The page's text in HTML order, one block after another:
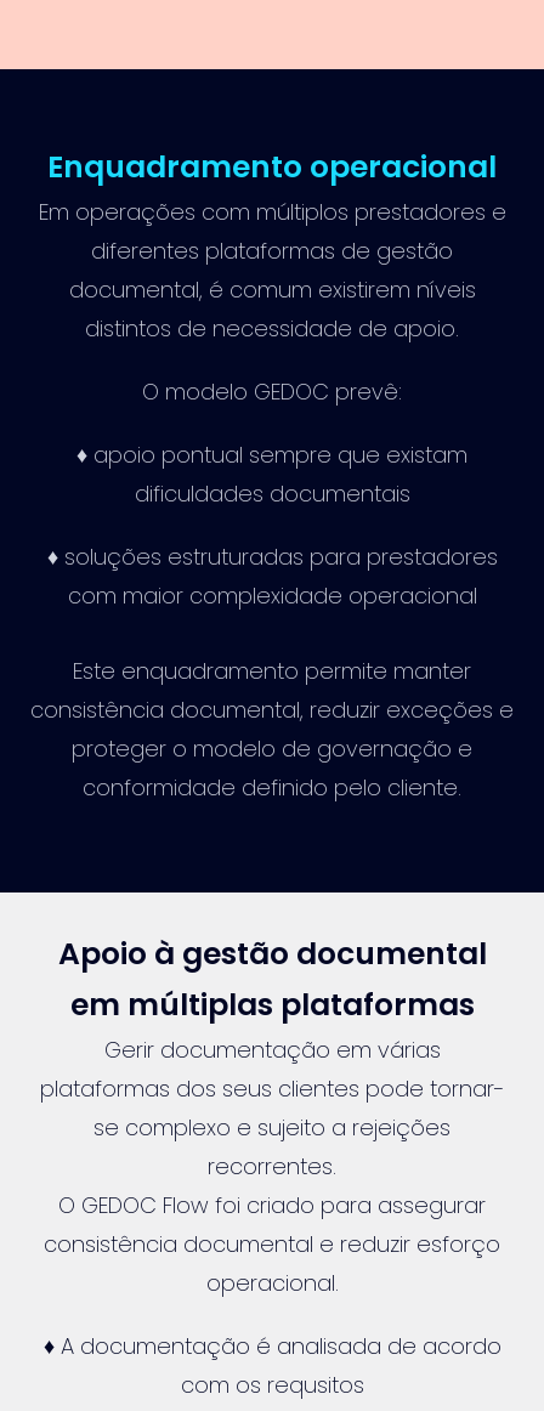
Enquadramento operacional
Em operações com múltiplos prestadores e
diferentes plataformas de gestão
documental, é comum existirem níveis
distintos de necessidade de apoio.
O modelo GEDOC prevê:
♦ apoio pontual sempre que existam
dificuldades documentais
♦ soluções estruturadas para prestadores
com maior complexidade operacional
Este enquadramento permite manter
consistência documental, reduzir exceções e
proteger o modelo de governação e
conformidade definido pelo cliente.
Apoio à gestão documental
em múltiplas plataformas
Gerir documentação em várias
plataformas dos seus clientes pode tornar-
se complexo e sujeito a rejeições
recorrentes.
O GEDOC Flow foi criado para assegurar
consistência documental e reduzir esforço
operacional.
♦ A documentação é analisada de acordo
com os requsitos